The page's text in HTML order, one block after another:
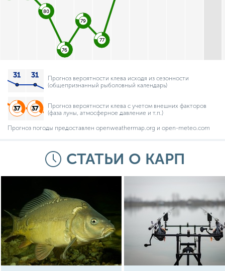
80
76
79
77
Прогноз вероятности клева исходя из сезонности
(общепризнанный рыболовный календарь)
Прогноз вероятности клева с учетом внешних факторов
(фаза луны, атмосферное давление и т.п.)
Прогноз погоды предоставлен openweathermap.org и open-meteo.com
СТАТЬИ О КАРП